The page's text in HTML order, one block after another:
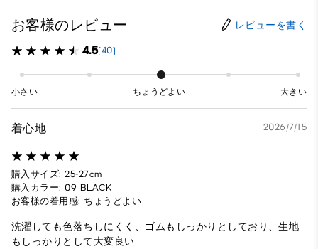
お客様のレビュー レビューを書く
4.5(40)
小さい ちょうどよい 大きい
着心地 2026/7/15
購入サイズ: 25-27cm
購入カラー: 09 BLACK
お客様の着用感: ちょうどよい
洗濯しても色落ちしにくく、ゴムもしっかりとしており、生地
もしっかりとして大変良い